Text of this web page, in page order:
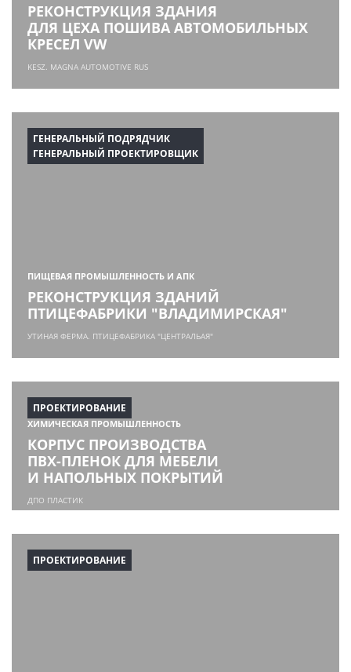
РЕКОНСТРУКЦИЯ ЗДАНИЯ
ДЛЯ ЦЕХА ПОШИВА АВТОМОБИЛЬНЫХ
КРЕСЕЛ VW
KESZ. MAGNA AUTOMOTIVE RUS
ГЕНЕРАЛЬНЫЙ ПОДРЯДЧИК
ГЕНЕРАЛЬНЫЙ ПРОЕКТИРОВЩИК
ПИЩЕВАЯ ПРОМЫШЛЕННОСТЬ И АПК
РЕКОНСТРУКЦИЯ ЗДАНИЙ
ПТИЦЕФАБРИКИ "ВЛАДИМИРСКАЯ"
УТИНАЯ ФЕРМА. ПТИЦЕФАБРИКА "ЦЕНТРАЛЬАЯ"
ПРОЕКТИРОВАНИЕ
ХИМИЧЕСКАЯ ПРОМЫШЛЕННОСТЬ
КОРПУС ПРОИЗВОДСТВА
ПВХ-ПЛЕНОК ДЛЯ МЕБЕЛИ
И НАПОЛЬНЫХ ПОКРЫТИЙ
ДПО ПЛАСТИК
ПРОЕКТИРОВАНИЕ